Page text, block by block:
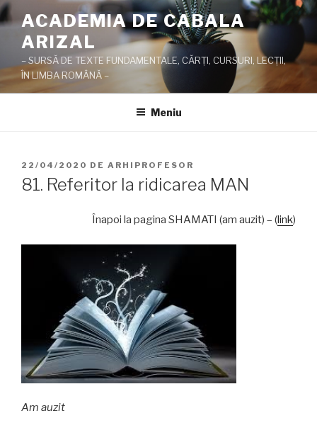
Sari
la
conținut
ACADEMIA DE CABALA
ARIZAL
– SURSĂ DE TEXTE FUNDAMENTALE, CĂRŢI, CURSURI, LECŢII,
ÎN LIMBA ROMÂNĂ –
Meniu
PUBLICAT
PE
22/04/2020 DE ARHIPROFESOR
81. Referitor la ridicarea MAN
Înapoi la pagina SHAMATI (am auzit) – (link)
Am auzit